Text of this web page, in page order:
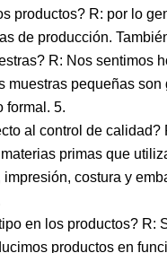
productos? R: por lo
de producción.
R: Nos sentimos
pequeñas
formal. 5.
al control de
primas que
costura y
en los productos?
productos en